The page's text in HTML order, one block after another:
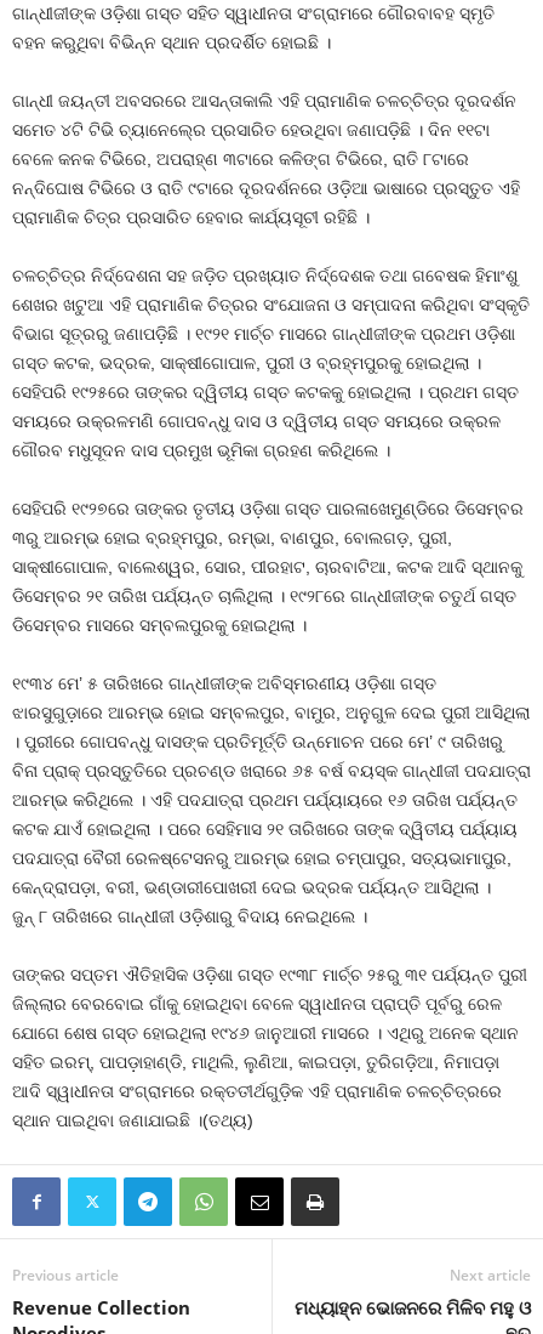
ଗାନ୍ଧୀଜୀଙ୍କ ଓଡ଼ିଶା ଗସ୍ତ ସହିତ ସ୍ୱାଧୀନତା ସଂଗ୍ରାମରେ ଗୌରବାବହ ସ୍ମୃତି
ବହନ କରୁଥିବା ବିଭିନ୍ନ ସ୍ଥାନ ପ୍ରଦର୍ଶିତ ହୋଇଛି ।
ଗାନ୍ଧୀ ଜୟନ୍ତୀ ଅବସରରେ ଆସନ୍ତାକାଲି ଏହି ପ୍ରାମାଣିକ ଚଳଚ୍ଚିତ୍ର ଦୂରଦର୍ଶନ
ସମେତ ୪ଟି ଟିଭି ଚ୍ୟାନେଲ୍‍ରେ ପ୍ରସାରିତ ହେଉଥିବା ଜଣାପଡ଼ିଛି । ଦିନ ୧୧ଟା
ବେଳେ କନକ ଟିଭିରେ, ଅପରାହ୍ଣ ୩ଟାରେ କଳିଙ୍ଗ ଟିଭିରେ, ରାତି ୮ଟାରେ
ନନ୍ଦିଘୋଷ ଟିଭିରେ ଓ ରାତି ୯ଟାରେ ଦୂରଦର୍ଶନରେ ଓଡ଼ିଆ ଭାଷାରେ ପ୍ରସ୍ତୁତ ଏହି
ପ୍ରାମାଣିକ ଚିତ୍ର ପ୍ରସାରିତ ହେବାର କାର୍ଯ୍ୟସୂଚୀ ରହିଛି ।
ଚଳଚ୍ଚିତ୍ର ନିର୍ଦ୍ଦେଶନା ସହ ଜଡ଼ିତ ପ୍ରଖ୍ୟାତ ନିର୍ଦ୍ଦେଶକ ତଥା ଗବେଷକ ହିମାଂଶୁ
ଶେଖର ଖଟୁଆ ଏହି ପ୍ରାମାଣିକ ଚିତ୍ରର ସଂଯୋଜନା ଓ ସମ୍ପାଦନା କରିଥିବା ସଂସ୍କୃତି
ବିଭାଗ ସୂତ୍ରରୁ ଜଣାପଡ଼ିଛି । ୧୯୨୧ ମାର୍ଚ୍ଚ ମାସରେ ଗାନ୍ଧୀଜୀଙ୍କ ପ୍ରଥମ ଓଡ଼ିଶା
ଗସ୍ତ କଟକ, ଭଦ୍ରକ, ସାକ୍ଷୀଗୋପାଳ, ପୁରୀ ଓ ବ୍ରହ୍ମପୁରକୁ ହୋଇଥିଲା ।
ସେହିପରି ୧୯୨୫ରେ ତାଙ୍କର ଦ୍ୱିତୀୟ ଗସ୍ତ କଟକକୁ ହୋଇଥିଲା । ପ୍ରଥମ ଗସ୍ତ
ସମୟରେ ଉକ୍ରଳମଣି ଗୋପବନ୍ଧୁ ଦାସ ଓ ଦ୍ୱିତୀୟ ଗସ୍ତ ସମୟରେ ଉକ୍ରଳ
ଗୌରବ ମଧୁସୂଦନ ଦାସ ପ୍ରମୁଖ ଭୂମିକା ଗ୍ରହଣ କରିଥିଲେ ।
ସେହିପରି ୧୯୨୭ରେ ତାଙ୍କର ତୃତୀୟ ଓଡ଼ିଶା ଗସ୍ତ ପାରଳାଖେମୁଣ୍ଡିରେ ଡିସେମ୍ବର
୩ରୁ ଆରମ୍ଭ ହୋଇ ବ୍ରହ୍ମପୁର, ରମ୍ଭା, ବାଣପୁର, ବୋଲଗଡ଼, ପୁରୀ,
ସାକ୍ଷୀଗୋପାଳ, ବାଲେଶ୍ୱର, ସୋର, ପୀରହାଟ, ଚାରବାଟିଆ, କଟକ ଆଦି ସ୍ଥାନକୁ
ଡିସେମ୍ବର ୨୧ ତାରିଖ ପର୍ଯ୍ୟନ୍ତ ଚାଲିଥିଲା । ୧୯୨୮ରେ ଗାନ୍ଧୀଜୀଙ୍କ ଚତୁର୍ଥ ଗସ୍ତ
ଡିସେମ୍ବର ମାସରେ ସମ୍ବଲପୁରକୁ ହୋଇଥିଲା ।
୧୯୩୪ ମେ’ ୫ ତାରିଖରେ ଗାନ୍ଧୀଜୀଙ୍କ ଅବିସ୍ମରଣୀୟ ଓଡ଼ିଶା ଗସ୍ତ
ଝାରସୁଗୁଡ଼ାରେ ଆରମ୍ଭ ହୋଇ ସମ୍ବଲପୁର, ବାମୁର, ଅନୁଗୁଳ ଦେଇ ପୁରୀ ଆସିଥିଲା
। ପୁରୀରେ ଗୋପବନ୍ଧୁ ଦାସଙ୍କ ପ୍ରତିମୂର୍ତ୍ତି ଉନ୍ମୋଚନ ପରେ ମେ’ ୯ ତାରିଖରୁ
ବିନା ପ୍ରାକ୍‍ ପ୍ରସ୍ତୁତିରେ ପ୍ରଚଣ୍ଡ ଖରାରେ ୬୫ ବର୍ଷ ବୟସ୍କ ଗାନ୍ଧୀଜୀ ପଦଯାତ୍ରା
ଆରମ୍ଭ କରିଥିଲେ । ଏହି ପଦଯାତ୍ରା ପ୍ରଥମ ପର୍ଯ୍ୟାୟରେ ୧୬ ତାରିଖ ପର୍ଯ୍ୟନ୍ତ
କଟକ ଯାଏଁ ହୋଇଥିଲା । ପରେ ସେହିମାସ ୨୧ ତାରିଖରେ ତାଙ୍କ ଦ୍ୱିତୀୟ ପର୍ଯ୍ୟାୟ
ପଦଯାତ୍ରା ବୈରୀ ରେଳଷ୍ଟେସନରୁ ଆରମ୍ଭ ହୋଇ ଚମ୍ପାପୁର, ସତ୍ୟଭାମାପୁର,
କେନ୍ଦ୍ରାପଡ଼ା, ବରୀ, ଭଣ୍ଡାରୀପୋଖରୀ ଦେଇ ଭଦ୍ରକ ପର୍ଯ୍ୟନ୍ତ ଆସିଥିଲା ।
ଜୁନ୍‍ ୮ ତାରିଖରେ ଗାନ୍ଧୀଜୀ ଓଡ଼ିଶାରୁ ବିଦାୟ ନେଇଥିଲେ ।
ତାଙ୍କର ସପ୍ତମ ଐତିହାସିକ ଓଡ଼ିଶା ଗସ୍ତ ୧୯୩୮ ମାର୍ଚ୍ଚ ୨୫ରୁ ୩୧ ପର୍ଯ୍ୟନ୍ତ ପୁରୀ
ଜିଲ୍ଲାର ବେରବୋଇ ଗାଁକୁ ହୋଇଥିବା ବେଳେ ସ୍ୱାଧୀନତା ପ୍ରାପ୍ତି ପୂର୍ବରୁ ରେଳ
ଯୋଗେ ଶେଷ ଗସ୍ତ ହୋଇଥିଲା ୧୯୪୬ ଜାନୁଆରୀ ମାସରେ । ଏଥିରୁ ଅନେକ ସ୍ଥାନ
ସହିତ ଇରମ୍‍, ପାପଡ଼ାହାଣ୍ଡି, ମାଥିଲି, ଲୁଣିଆ, କାଇପଡ଼ା, ତୁରିଗଡ଼ିଆ, ନିମାପଡ଼ା
ଆଦି ସ୍ୱାଧୀନତା ସଂଗ୍ରାମରେ ରକ୍ତତୀର୍ଥଗୁଡ଼ିକ ଏହି ପ୍ରାମାଣିକ ଚଳଚ୍ଚିତ୍ରରେ
ସ୍ଥାନ ପାଇଥିବା ଜଣାଯାଇଛି ।(ତଥ୍ୟ)
Previous article
Revenue Collection
Next article
ମଧ୍ୟାହ୍ନ ଭୋଜନରେ ମିଳିବ ମହୁ ଓ